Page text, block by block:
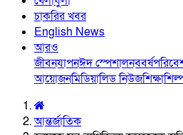
চাকরির খবর
English News
আরও
জীবনযাপনঈদ স্পেশালনববর্ষ
আয়োজনমিডিয়ালিড নিউজশিক্ষা
আন্তর্জাতিক